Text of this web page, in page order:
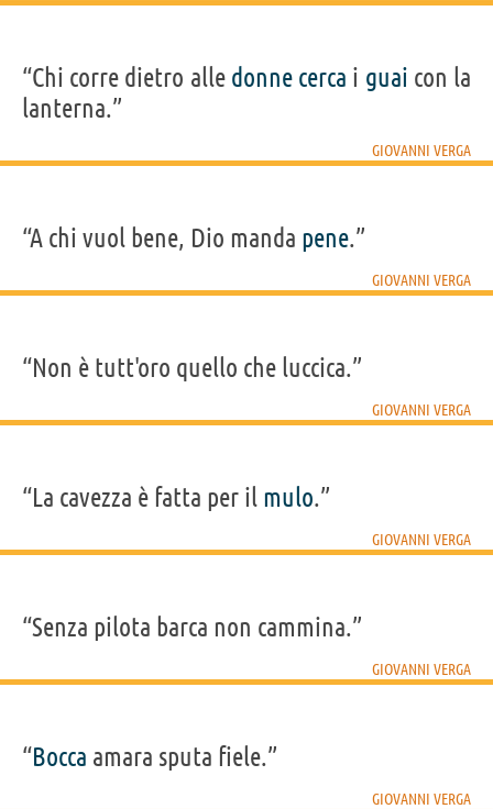
“Chi corre dietro alle donne cerca i guai con la
lanterna.”
GIOVANNI VERGA
“A chi vuol bene, Dio manda pene.”
GIOVANNI VERGA
“Non è tutt'oro quello che luccica.”
GIOVANNI VERGA
“La cavezza è fatta per il mulo.”
GIOVANNI VERGA
“Senza pilota barca non cammina.”
GIOVANNI VERGA
“Bocca amara sputa fiele.”
GIOVANNI VERGA